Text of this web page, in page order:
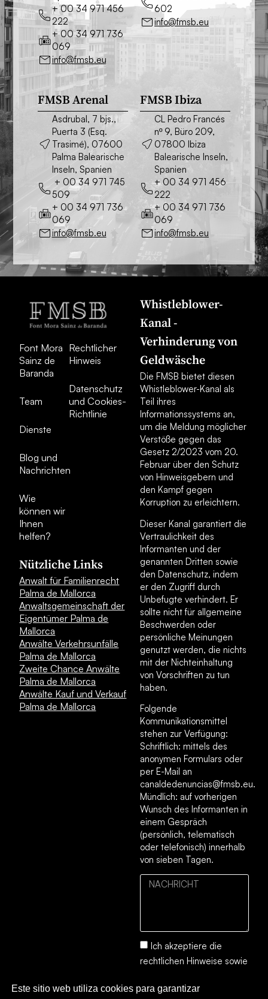
+ 00 34 971 456
222
+ 00 34 971 736
069
info@fmsb.eu
602
info@fmsb.eu
FMSB Arenal
Asdrubal, 7 bjs.,
Puerta 3 (Esq.
Trasimé), 07600
Palma Balearische
Inseln, Spanien
+ 00 34 971 745
509
+ 00 34 971 736
069
info@fmsb.eu
FMSB Ibiza
CL Pedro Francés
nº 9, Büro 209,
07800 Ibiza
Balearische Inseln,
Spanien
+ 00 34 971 456
222
+ 00 34 971 736
069
info@fmsb.eu
Font Mora
Sainz de
Baranda
Team
Dienste
Blog und
Nachrichten
Wie
können wir
Ihnen
helfen?
Rechtlicher
Hinweis
Datenschutz
und Cookies-
Richtlinie
Nützliche Links
Anwalt für Familienrecht
Palma de Mallorca
Anwaltsgemeinschaft der
Eigentümer Palma de
Mallorca
Anwälte Verkehrsunfälle
Palma de Mallorca
Zweite Chance Anwälte
Palma de Mallorca
Anwälte Kauf und Verkauf
Palma de Mallorca
Whistleblower-
Kanal -
Verhinderung von
Geldwäsche
Die FMSB bietet diesen
Whistleblower-Kanal als
Teil ihres
Informationssystems an,
um die Meldung möglicher
Verstöße gegen das
Gesetz 2/2023 vom 20.
Februar über den Schutz
von Hinweisgebern und
den Kampf gegen
Korruption zu erleichtern.
Dieser Kanal garantiert die
Vertraulichkeit des
Informanten und der
genannten Dritten sowie
den Datenschutz, indem
er den Zugriff durch
Unbefugte verhindert. Er
sollte nicht für allgemeine
Beschwerden oder
persönliche Meinungen
genutzt werden, die nichts
mit der Nichteinhaltung
von Vorschriften zu tun
haben.
Folgende
Kommunikationsmittel
stehen zur Verfügung:
Schriftlich: mittels des
anonymen Formulars oder
per E-Mail an
canaldedenuncias@fmsb.eu.
Mündlich: auf vorherigen
Wunsch des Informanten in
einem Gespräch
(persönlich, telematisch
oder telefonisch) innerhalb
von sieben Tagen.
Ich akzeptiere die
rechtlichen Hinweise sowie
Cookie-Richtlinie.
Este sitio web utiliza cookies para garantizar